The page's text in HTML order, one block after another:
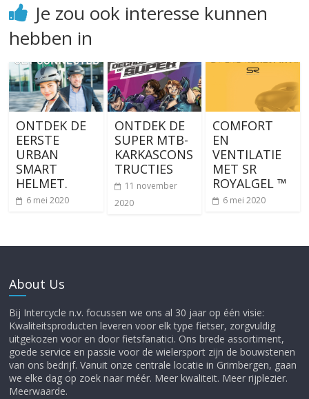
Je zou ook interesse kunnen
hebben in
ONTDEK DE
EERSTE
URBAN
SMART
HELMET.
6 mei 2020
ONTDEK DE
SUPER MTB-
KARKASCONS
TRUCTIES
11 november
2020
COMFORT
EN
VENTILATIE
MET SR
ROYALGEL ™
6 mei 2020
About Us
Bij Intercycle n.v. focussen we ons al 30 jaar op één visie:
Kwaliteitsproducten leveren voor elk type fietser, zorgvuldig
uitgekozen voor en door fietsfanatici. Ons brede assortiment,
goede service en passie voor de wielersport zijn de bouwstenen
van ons bedrijf. Vanuit onze centrale locatie in Grimbergen, gaan
we elke dag op zoek naar méér. Meer kwaliteit. Meer rijplezier.
Meerwaarde.